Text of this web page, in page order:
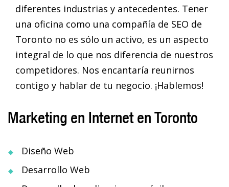
diferentes industrias y antecedentes. Tener
una oficina como una compañía de SEO de
Toronto no es sólo un activo, es un aspecto
integral de lo que nos diferencia de nuestros
competidores. Nos encantaría reunirnos
contigo y hablar de tu negocio. ¡Hablemos!
Marketing en Internet en Toronto
Diseño Web
Desarrollo Web